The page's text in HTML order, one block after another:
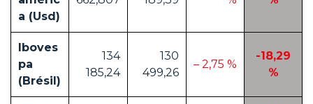
a (Usd)
Iboves
pa
(Brésil)
134
185,24
130
499,26
– 2,75 %
-18,29
%